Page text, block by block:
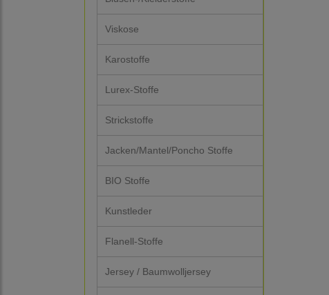
Viskose
Karostoffe
Lurex-Stoffe
Strickstoffe
Jacken/Mantel/Poncho Stoffe
BIO Stoffe
Kunstleder
Flanell-Stoffe
Jersey / Baumwolljersey